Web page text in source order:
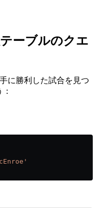
ーブルのクエ
に勝利した試合を見つ